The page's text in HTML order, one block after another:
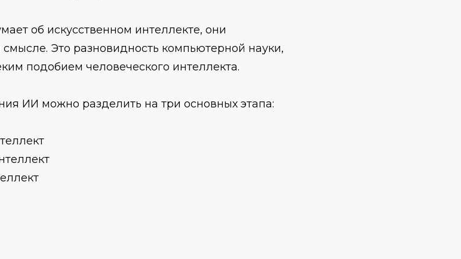
об искусственном интеллекте, они
Это разновидность компьютерной науки,
подобием человеческого интеллекта.
ИИ можно разделить на три основных этапа: